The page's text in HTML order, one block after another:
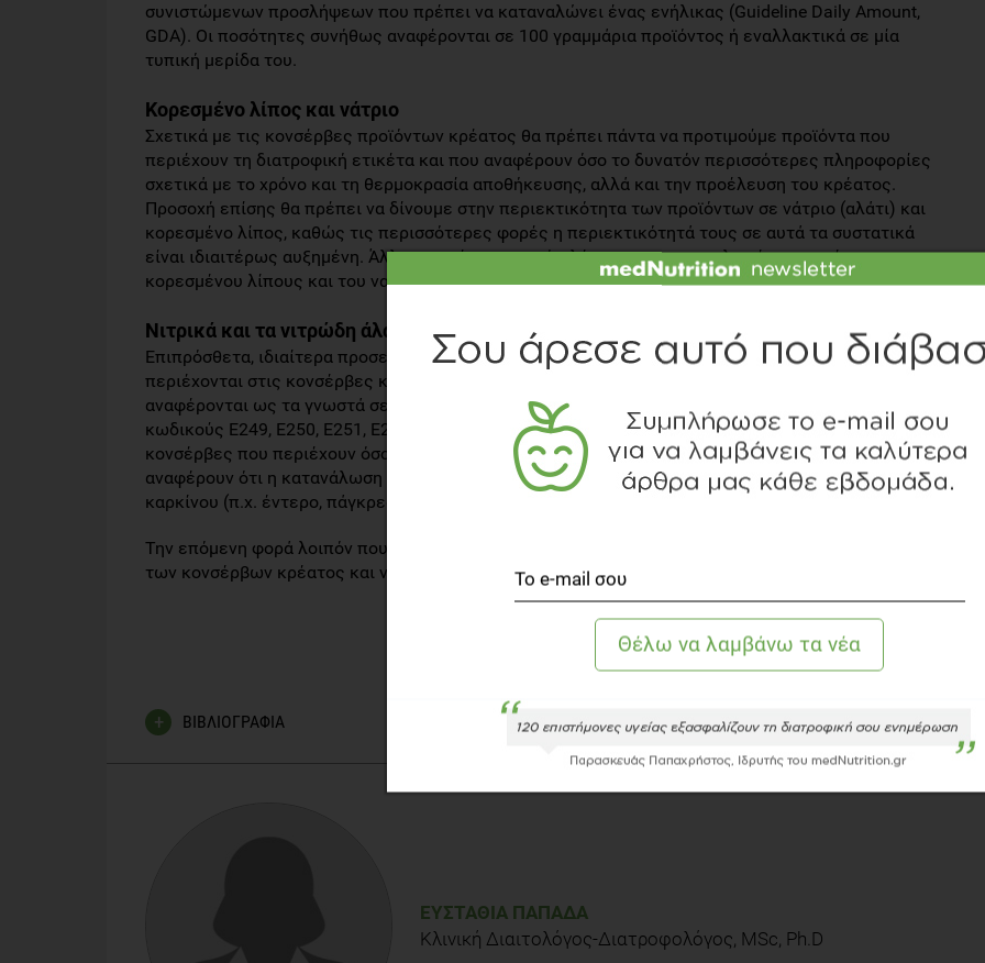
συνιστώμενων προσλήψεων που πρέπει να καταναλώνει ένας ενήλικας (Guideline Daily Amount,
GDA). Οι ποσότητες συνήθως αναφέρονται σε 100 γραμμάρια προϊόντος ή εναλλακτικά σε μία
τυπική μερίδα του.
Κορεσμένο λίπος και νάτριο
Σχετικά με τις κονσέρβες προϊόντων κρέατος θα πρέπει πάντα να προτιμούμε προϊόντα που
περιέχουν τη διατροφική ετικέτα και που αναφέρουν όσο το δυνατόν περισσότερες πληροφορίες
σχετικά με το χρόνο και τη θερμοκρασία αποθήκευσης, αλλά και την προέλευση του κρέατος.
Προσοχή επίσης θα πρέπει να δίνουμε στην περιεκτικότητα των προϊόντων σε νάτριο (αλάτι) και
κορεσμένο λίπος, καθώς τις περισσότερες φορές η περιεκτικότητά τους σε αυτά τα συστατικά
είναι ιδιαιτέρως αυξημένη. Άλλωστε, είναι γνωστή πλέον στους καταναλωτές η συσχέτιση του
κορεσμένου λίπους και του νατρίου με τα καρδιαγγειακά νοσήματα.
Νιτρικά και τα νιτρώδη άλατα
Επιπρόσθετα, ιδιαίτερα προσεκτικοί θα πρέπει να είμαστε με τα νιτρικά και τα νιτρώδη άλατα που
περιέχονται στις κονσέρβες κρέατος, για την αποφυγή του κινδύνου αλλαντίασης και συνήθως αυτά
αναφέρονται ως τα γνωστά σε όλους μας συντηρητικά Ε. Συγκεκριμένα, αναφέρονται με τους
κωδικούς Ε249, Ε250, Ε251, Ε252. Συνεπώς, είναι συνετό να τα αποφεύγουμε ή να προτιμούμε τις
κονσέρβες που περιέχουν όσο το δυνατόν λιγότερους από τους παραπάνω κωδικούς. Μελέτες
αναφέρουν ότι η κατανάλωση τέτοιου είδους συντηρητικών αυξάνουν τον κίνδυνο εμφάνισης
καρκίνου (π.χ. έντερο, πάγκρεας).
Την επόμενη φορά λοιπόν που θα πάτε για ψώνια, φροντίστε να διαβάζετε προσεκτικά τις ετικέτες
των κονσέρβων κρέατος και να παραμένετε ενημερωμένοι!
ΒΙΒΛΙΟΓΡΑΦΙΑ
ΕΥΣΤΑΘΊΑ ΠΑΠΑΔΆ
Κλινική Διαιτολόγος-Διατροφολόγος, MSc, Ph.D